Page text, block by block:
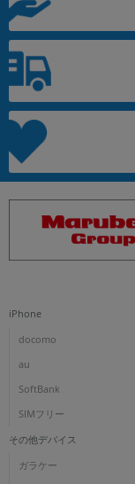
iPhone
docomo
au
SoftBank
SIMフリー
その他デバイス
ガラケー